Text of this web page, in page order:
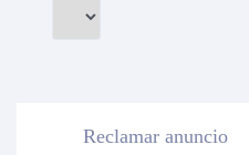
Reclamar anuncio